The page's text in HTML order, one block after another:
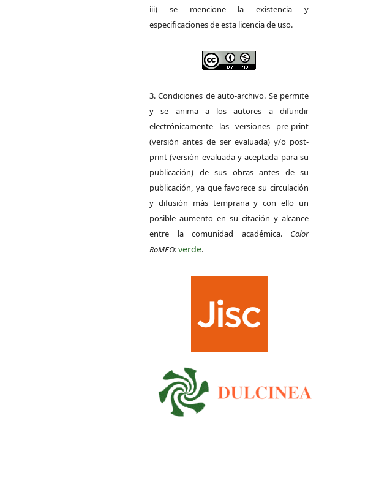
iii) se mencione la existencia y
especificaciones de esta licencia de uso.
3. Condiciones de auto-archivo. Se permite
y se anima a los autores a difundir
electrónicamente las versiones pre-print
(versión antes de ser evaluada) y/o post-
print (versión evaluada y aceptada para su
publicación) de sus obras antes de su
publicación, ya que favorece su circulación
y difusión más temprana y con ello un
posible aumento en su citación y alcance
entre la comunidad académica. Color
RoMEO:verde.